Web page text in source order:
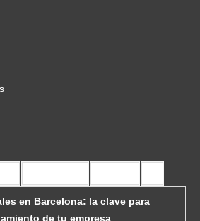
en Barcelona: la clave para
de tu empresa